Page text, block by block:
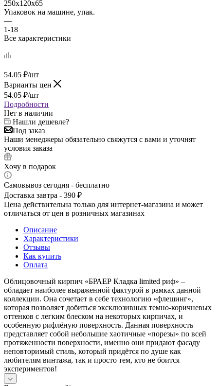
250х120х65
Упаковок на машине, упак.
—
1-18
Все характеристики
54.05 ₽/шт
Варианты цен
54.05 ₽/шт
Подробности
Нет в наличии
Нашли дешевле?
Под заказ
Наши менеджеры обязательно свяжутся с вами и уточнят
условия заказа
Хочу в подарок
Самовывоз сегодня - бесплатно
Доставка завтра - 390 ₽
Цена действительна только для интернет-магазина и может
отличаться от цен в розничных магазинах
Описание
Характеристики
Отзывы
Как купить
Оплата
Облицовочный кирпич «БРАЕР Кладка limited риф» –
обладает наиболее выраженной фактурой в рамках данной
коллекции. Она сочетает в себе технологию «флешинг»,
которая позволяет добиться эксклюзивных темно-коричневых
оттенков с легким блеском на некоторых кирпичах, и
особенную рифлёную поверхность. Данная поверхность
представляет собой небольшие хаотичные «порезы» по всей
протяженности поверхности, именно они придают фасаду
неповторимый стиль, который придётся по душе как
любителям винтажа, так и просто тем, кто не боится
экспериментов!